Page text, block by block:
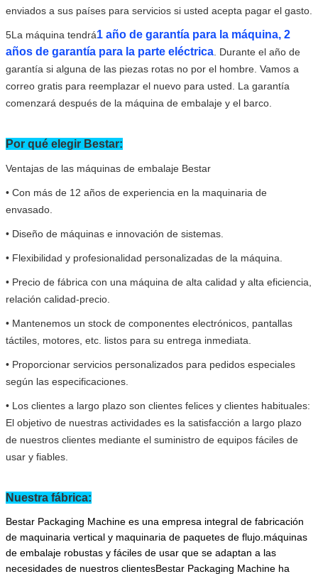
enviados a sus países para servicios si usted acepta pagar el gasto.
5La máquina tendrá1 año de garantía para la máquina, 2
años de garantía para la parte eléctrica . Durante el año de
garantía si alguna de las piezas rotas no por el hombre. Vamos a
correo gratis para reemplazar el nuevo para usted. La garantía
comenzará después de la máquina de embalaje y el barco.
Por qué elegir Bestar:
Ventajas de las máquinas de embalaje Bestar
• Con más de 12 años de experiencia en la maquinaria de
envasado.
• Diseño de máquinas e innovación de sistemas.
• Flexibilidad y profesionalidad personalizadas de la máquina.
• Precio de fábrica con una máquina de alta calidad y alta eficiencia,
relación calidad-precio.
• Mantenemos un stock de componentes electrónicos, pantallas
táctiles, motores, etc. listos para su entrega inmediata.
• Proporcionar servicios personalizados para pedidos especiales
según las especificaciones.
• Los clientes a largo plazo son clientes felices y clientes habituales:
El objetivo de nuestras actividades es la satisfacción a largo plazo
de nuestros clientes mediante el suministro de equipos fáciles de
usar y fiables.
Nuestra fábrica:
Bestar Packaging Machine es una empresa integral de fabricación
de maquinaria vertical y maquinaria de paquetes de flujo.máquinas
de embalaje robustas y fáciles de usar que se adaptan a las
necesidades de nuestros clientesBestar Packaging Machine ha